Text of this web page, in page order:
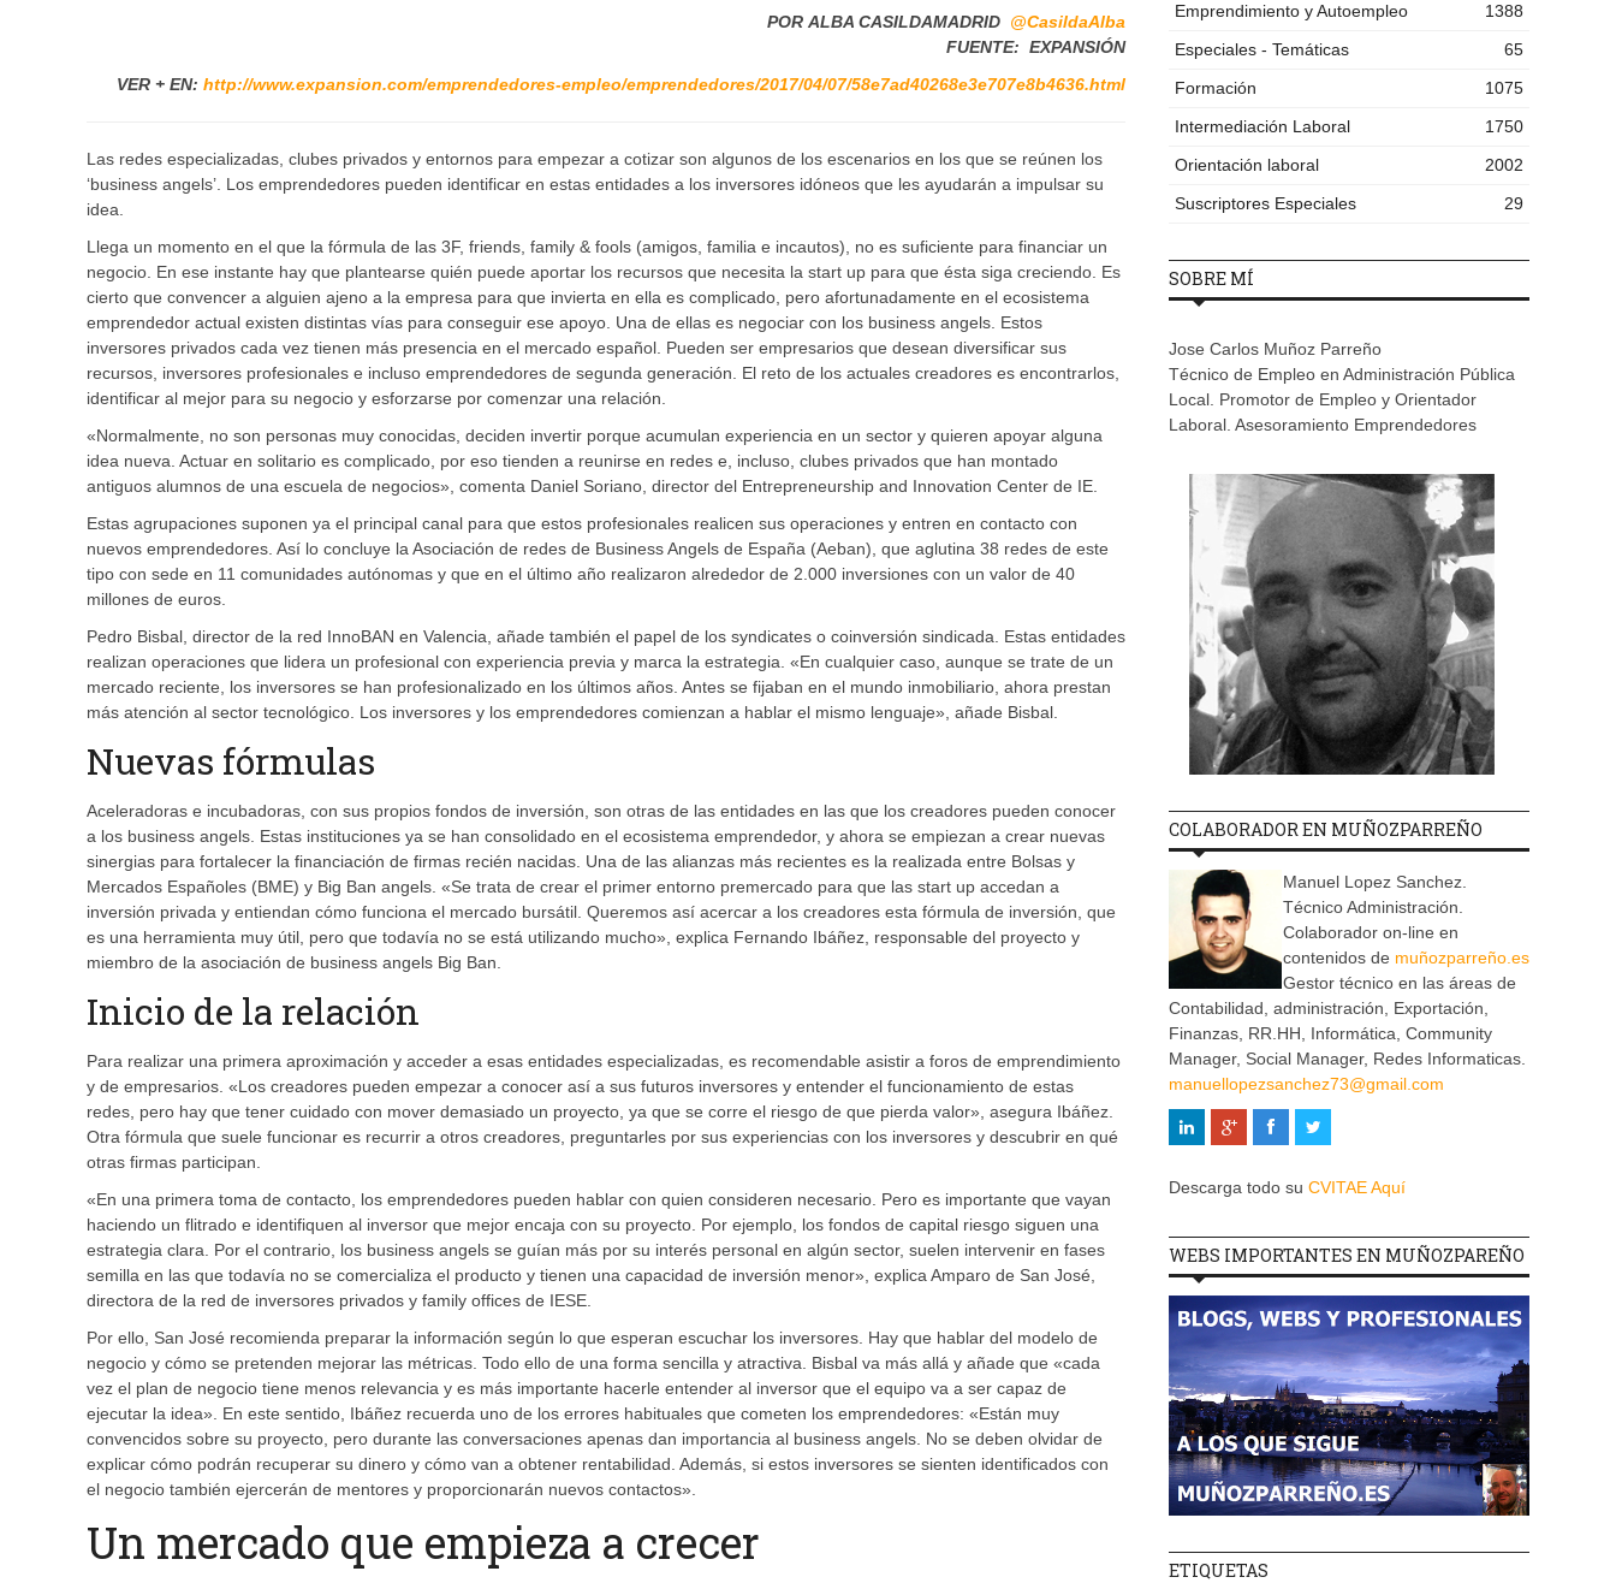
POR ALBA CASILDAMADRID @CasildaAlba
FUENTE: EXPANSIÓN
VER + EN: http://www.expansion.com/emprendedores-empleo/emprendedores/2017/04/07/58e7ad40268e3e707e8b4636.html
Las redes especializadas, clubes privados y entornos para empezar a cotizar son algunos de los escenarios en los que se reúnen los
‘business angels’. Los emprendedores pueden identificar en estas entidades a los inversores idóneos que les ayudarán a impulsar su
idea.
Llega un momento en el que la fórmula de las 3F, friends, family & fools (amigos, familia e incautos), no es suficiente para financiar un
negocio. En ese instante hay que plantearse quién puede aportar los recursos que necesita la start up para que ésta siga creciendo. Es
cierto que convencer a alguien ajeno a la empresa para que invierta en ella es complicado, pero afortunadamente en el ecosistema
emprendedor actual existen distintas vías para conseguir ese apoyo. Una de ellas es negociar con los business angels. Estos
inversores privados cada vez tienen más presencia en el mercado español. Pueden ser empresarios que desean diversificar sus
recursos, inversores profesionales e incluso emprendedores de segunda generación. El reto de los actuales creadores es encontrarlos,
identificar al mejor para su negocio y esforzarse por comenzar una relación.
«Normalmente, no son personas muy conocidas, deciden invertir porque acumulan experiencia en un sector y quieren apoyar alguna
idea nueva. Actuar en solitario es complicado, por eso tienden a reunirse en redes e, incluso, clubes privados que han montado
antiguos alumnos de una escuela de negocios», comenta Daniel Soriano, director del Entrepreneurship and Innovation Center de IE.
Estas agrupaciones suponen ya el principal canal para que estos profesionales realicen sus operaciones y entren en contacto con
nuevos emprendedores. Así lo concluye la Asociación de redes de Business Angels de España (Aeban), que aglutina 38 redes de este
tipo con sede en 11 comunidades autónomas y que en el último año realizaron alrededor de 2.000 inversiones con un valor de 40
millones de euros.
Pedro Bisbal, director de la red InnoBAN en Valencia, añade también el papel de los syndicates o coinversión sindicada. Estas entidades
realizan operaciones que lidera un profesional con experiencia previa y marca la estrategia. «En cualquier caso, aunque se trate de un
mercado reciente, los inversores se han profesionalizado en los últimos años. Antes se fijaban en el mundo inmobiliario, ahora prestan
más atención al sector tecnológico. Los inversores y los emprendedores comienzan a hablar el mismo lenguaje», añade Bisbal.
Nuevas fórmulas
Aceleradoras e incubadoras, con sus propios fondos de inversión, son otras de las entidades en las que los creadores pueden conocer
a los business angels. Estas instituciones ya se han consolidado en el ecosistema emprendedor, y ahora se empiezan a crear nuevas
sinergias para fortalecer la financiación de firmas recién nacidas. Una de las alianzas más recientes es la realizada entre Bolsas y
Mercados Españoles (BME) y Big Ban angels. «Se trata de crear el primer entorno premercado para que las start up accedan a
inversión privada y entiendan cómo funciona el mercado bursátil. Queremos así acercar a los creadores esta fórmula de inversión, que
es una herramienta muy útil, pero que todavía no se está utilizando mucho», explica Fernando Ibáñez, responsable del proyecto y
miembro de la asociación de business angels Big Ban.
Inicio de la relación
Para realizar una primera aproximación y acceder a esas entidades especializadas, es recomendable asistir a foros de emprendimiento
y de empresarios. «Los creadores pueden empezar a conocer así a sus futuros inversores y entender el funcionamiento de estas
redes, pero hay que tener cuidado con mover demasiado un proyecto, ya que se corre el riesgo de que pierda valor», asegura Ibáñez.
Otra fórmula que suele funcionar es recurrir a otros creadores, preguntarles por sus experiencias con los inversores y descubrir en qué
otras firmas participan.
«En una primera toma de contacto, los emprendedores pueden hablar con quien consideren necesario. Pero es importante que vayan
haciendo un flitrado e identifiquen al inversor que mejor encaja con su proyecto. Por ejemplo, los fondos de capital riesgo siguen una
estrategia clara. Por el contrario, los business angels se guían más por su interés personal en algún sector, suelen intervenir en fases
semilla en las que todavía no se comercializa el producto y tienen una capacidad de inversión menor», explica Amparo de San José,
directora de la red de inversores privados y family offices de IESE.
Por ello, San José recomienda preparar la información según lo que esperan escuchar los inversores. Hay que hablar del modelo de
negocio y cómo se pretenden mejorar las métricas. Todo ello de una forma sencilla y atractiva. Bisbal va más allá y añade que «cada
vez el plan de negocio tiene menos relevancia y es más importante hacerle entender al inversor que el equipo va a ser capaz de
ejecutar la idea». En este sentido, Ibáñez recuerda uno de los errores habituales que cometen los emprendedores: «Están muy
convencidos sobre su proyecto, pero durante las conversaciones apenas dan importancia al business angels. No se deben olvidar de
explicar cómo podrán recuperar su dinero y cómo van a obtener rentabilidad. Además, si estos inversores se sienten identificados con
el negocio también ejercerán de mentores y proporcionarán nuevos contactos».
Un mercado que empieza a crecer
Emprendimiento y Autoempleo
1388
Especiales - Temáticas
65
Formación
1075
Intermediación Laboral
1750
Orientación laboral
2002
Suscriptores Especiales
29
SOBRE MÍ
Jose Carlos Muñoz Parreño
Técnico de Empleo en Administración Pública
Local. Promotor de Empleo y Orientador
Laboral. Asesoramiento Emprendedores
COLABORADOR EN MUÑOZPARREÑO
Manuel Lopez Sanchez.
Técnico Administración.
Colaborador on-line en
contenidos de muñozparreño.es
Gestor técnico en las áreas de
Contabilidad, administración, Exportación,
Finanzas, RR.HH, Informática, Community
Manager, Social Manager, Redes Informaticas.
manuellopezsanchez73@gmail.com
Descarga todo su CVITAE Aquí
WEBS IMPORTANTES EN MUÑOZPAREÑO
ETIQUETAS